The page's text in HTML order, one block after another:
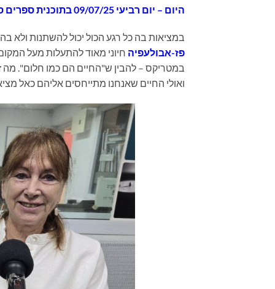
היום – יום רביעי 09/07/25 בתוכנית ספרים
במציאות בה כל רגע הכול יכול להשתנות ולא
פז-אבולעפיה חיוני מאוד להתעלות מעל
במטריקס – להבין ש"החיים הם כמו חלום". מה
ואולי החיים שאנחנו מתייחסים אליהם כאל